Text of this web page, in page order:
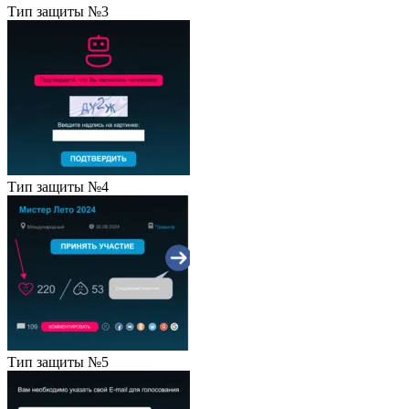
Тип защиты №3
Тип защиты №4
Тип защиты №5